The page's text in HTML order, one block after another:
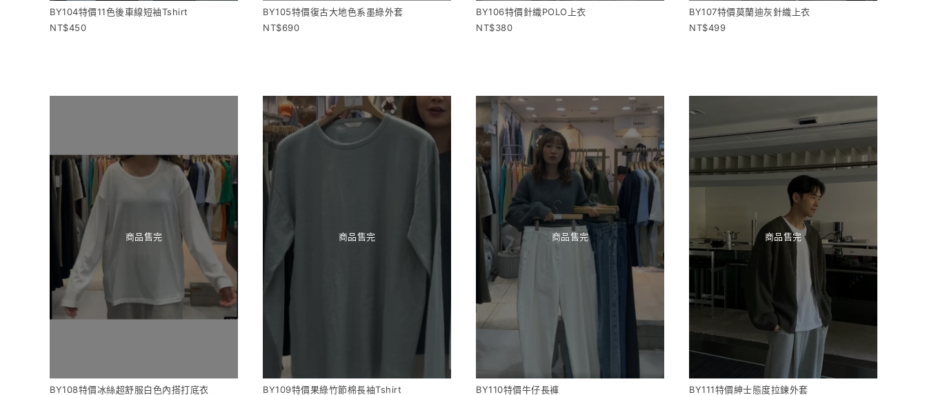
BY104特價11色後車線短袖Tshirt
450
BY105特價復古大地色系墨綠外套
690
BY106特價針織POLO上衣
380
BY107特價莫蘭迪灰針織上衣
499
商品售完
BY108特價冰絲超舒服白色內搭打底衣
商品售完
BY109特價果綠竹節棉長袖Tshirt
商品售完
BY110特價牛仔長褲
商品售完
BY111特價紳士態度拉鍊外套